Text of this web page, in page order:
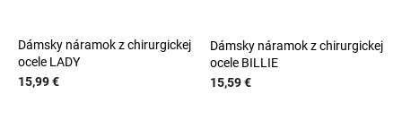
Dámsky náramok z chirurgickej
ocele LADY
15,99 €
Dámsky náramok z chirurgickej
ocele BILLIE
15,59 €